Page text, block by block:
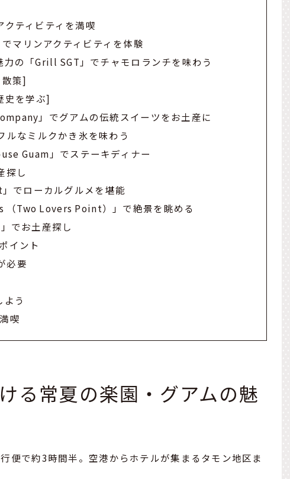
ティビティを満喫
マリンアクティビティを体験
の「Grill SGT」でチャモロランチを味わう
散策]
史を学ぶ]
」でグアムの伝統スイーツをお土産に
ルなミルクかき氷を味わう
Guam」でステーキディナー
探し
でローカルグルメを堪能
（Two Lovers Point）」で絶景を眺める
でお土産探し
イント
必要
う
喫
る常夏の楽園・グアムの魅
便で約3時間半。空港からホテルが集まるタモン地区ま